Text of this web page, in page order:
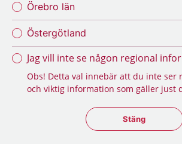
Örebro län
Östergötland
Jag vill inte se någon regional
Obs! Detta val innebär att du inte ser
och viktig information som gäller just
Stäng
Stäng